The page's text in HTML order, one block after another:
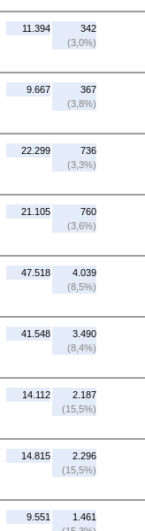
11.394
342
(3,0%)
9.667
367
(3,8%)
22.299
736
(3,3%)
21.105
760
(3,6%)
47.518
4.039
(8,5%)
41.548
3.490
(8,4%)
14.112
2.187
(15,5%)
14.815
2.296
(15,5%)
9.551
1.461